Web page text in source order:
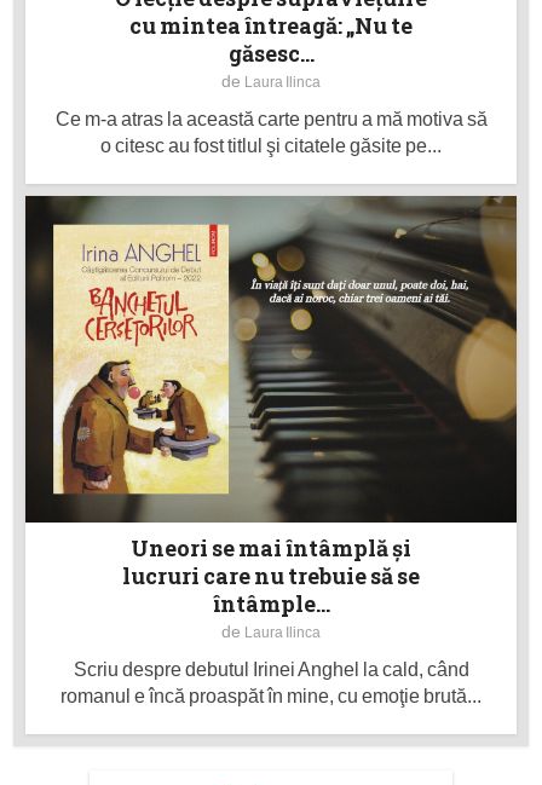
cu mintea întreagă: „Nu te
găsesc...
de Laura Ilinca
Ce m-a atras la această carte pentru a mă motiva să
o citesc au fost titlul şi citatele găsite pe...
Uneori se mai întâmplă şi
lucruri care nu trebuie să se
întâmple...
de Laura Ilinca
Scriu despre debutul Irinei Anghel la cald, când
romanul e încă proaspăt în mine, cu emoţie brută...